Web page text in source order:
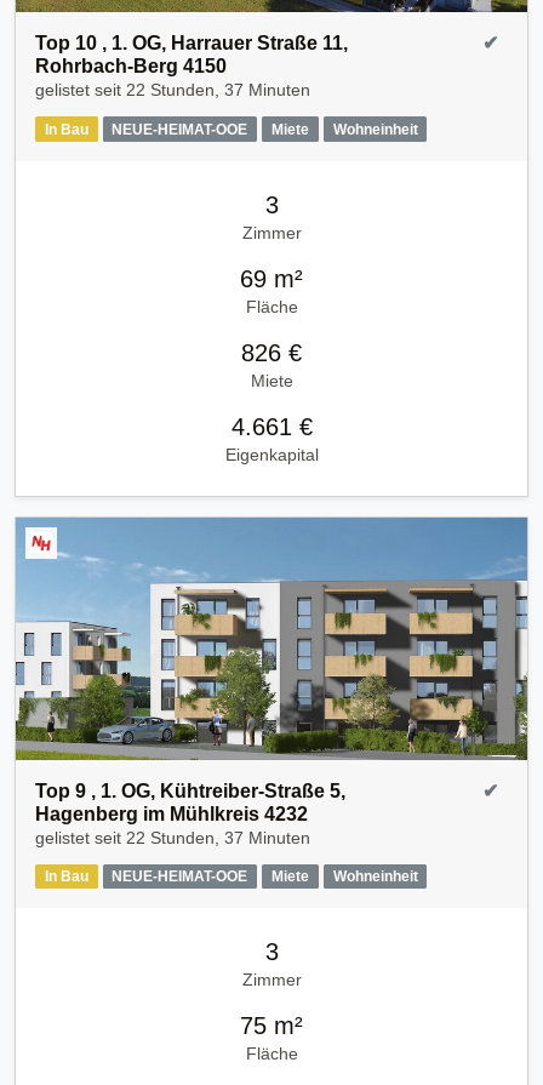
Top 10 , 1. OG, Harrauer Straße 11,
Rohrbach-Berg 4150
gelistet seit 22 Stunden, 37 Minuten
In Bau NEUE-HEIMAT-OOE Miete Wohneinheit
✔
3
Zimmer
69 m²
Fläche
826 €
Miete
4.661 €
Eigenkapital
Top 9 , 1. OG, Kühtreiber-Straße 5,
Hagenberg im Mühlkreis 4232
gelistet seit 22 Stunden, 37 Minuten
In Bau NEUE-HEIMAT-OOE Miete Wohneinheit
✔
3
Zimmer
75 m²
Fläche